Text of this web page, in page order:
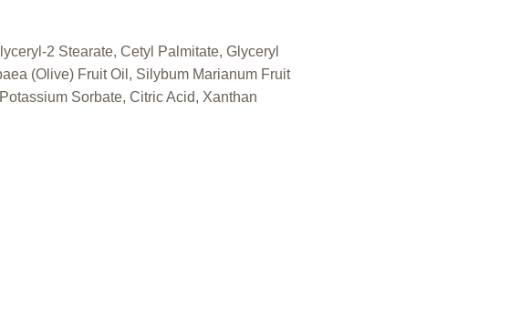
2 Stearate, Cetyl Palmitate, Glyceryl
(Olive) Fruit Oil, Silybum Marianum Fruit
Sorbate, Citric Acid, Xanthan